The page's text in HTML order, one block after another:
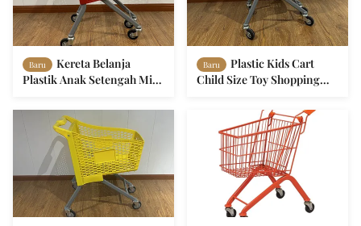
Baru
Kereta Belanja
Plastik Anak Setengah Mini
Anak-anak
Baru
Plastic Kids Cart
Child Size Toy Shopping